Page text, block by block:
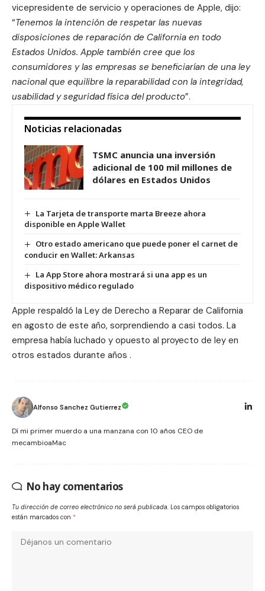
vicepresidente de servicio y operaciones de Apple, dijo:
“Tenemos la intención de respetar las nuevas
disposiciones de reparación de California en todo
Estados Unidos. Apple también cree que los
consumidores y las empresas se beneficiarían de una ley
nacional que equilibre la reparabilidad con la integridad,
usabilidad y seguridad física del producto”.
Noticias relacionadas
TSMC anuncia una inversión
adicional de 100 mil millones de
dólares en Estados Unidos
La Tarjeta de transporte marta Breeze ahora
disponible en Apple Wallet
Otro estado americano que puede poner el carnet de
conducir en Wallet: Arkansas
La App Store ahora mostrará si una app es un
dispositivo médico regulado
Apple respaldó la Ley de Derecho a Reparar de California
en agosto de este año, sorprendiendo a casi todos. La
empresa había luchado y opuesto al proyecto de ley en
otros estados durante años .
Alfonso Sanchez Gutierrez
Dí mi primer muerdo a una manzana con 10 años CEO de
mecambioaMac
No hay comentarios
Tu dirección de correo electrónico no será publicada. Los campos obligatorios
están marcados con *